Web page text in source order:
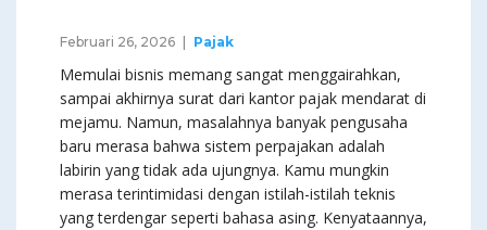
Februari 26, 2026 Pajak
Memulai bisnis memang sangat menggairahkan,
sampai akhirnya surat dari kantor pajak mendarat di
mejamu. Namun, masalahnya banyak pengusaha
baru merasa bahwa sistem perpajakan adalah
labirin yang tidak ada ujungnya. Kamu mungkin
merasa terintimidasi dengan istilah-istilah teknis
yang terdengar seperti bahasa asing. Kenyataannya,